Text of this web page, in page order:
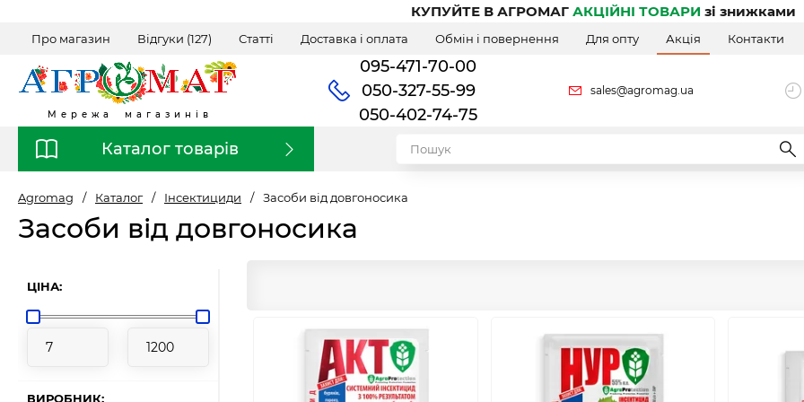
КУПУЙТЕ В АГРОМАГАКЦІЙНІ ТОВАРИ зі знижками
Про магазин Відгуки (127) Статті Доставка і оплата Обмін і повернення Для опту Акція Контакти
Мережа магазинів
095-471-70-00
050-327-55-99
050-402-74-75
sales@agromag.ua
Каталог товарів
Agromag / Каталог / Інсектициди / Засоби від довгоносика
Засоби від довгоносика
ЦІНА:
ВИРОБНИК: